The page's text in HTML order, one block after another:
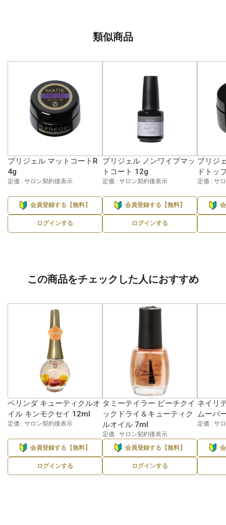
類似商品
プリジェル マットコートR
4g
定価 : サロン契約後表示
会員登録する【無料】
ログインする
プリジェル ノンワイプマッ
トコート 12g
定価 : サロン契約後表示
会員登録する【無料】
ログインする
プリジ
ドトッ
定価 : サ
この商品をチェックした人におすすめ
ベリンダ キューティクルオ
イル キンモクセイ 12ml
定価 : サロン契約後表示
会員登録する【無料】
ログインする
タミーテイラー ピーチクイ
ックドライ＆キューティク
ルオイル 7ml
定価 : サロン契約後表示
会員登録する【無料】
ログインする
ネイリ
ムーバ
定価 : サ